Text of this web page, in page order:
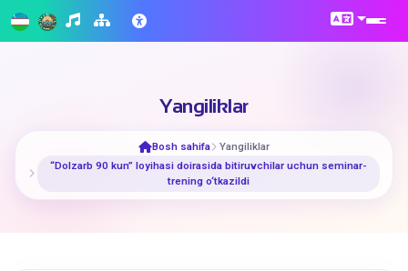
Yangiliklar
Bosh sahifa
Yangiliklar
“Dolzarb 90 kun” loyihasi doirasida bitiruvchilar uchun seminar-
trening o‘tkazildi